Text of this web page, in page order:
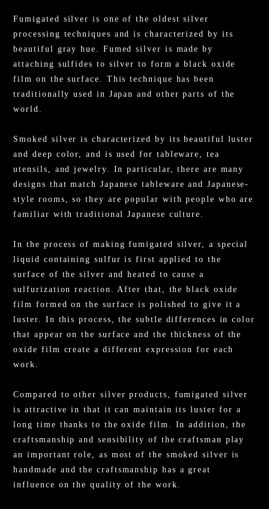
Fumigated silver is one of the oldest silver
processing techniques and is characterized by its
beautiful gray hue. Fumed silver is made by
attaching sulfides to silver to form a black oxide
film on the surface. This technique has been
traditionally used in Japan and other parts of the
world.
Smoked silver is characterized by its beautiful luster
and deep color, and is used for tableware, tea
utensils, and jewelry. In particular, there are many
designs that match Japanese tableware and Japanese-
style rooms, so they are popular with people who are
familiar with traditional Japanese culture.
In the process of making fumigated silver, a special
liquid containing sulfur is first applied to the
surface of the silver and heated to cause a
sulfurization reaction. After that, the black oxide
film formed on the surface is polished to give it a
luster. In this process, the subtle differences in color
that appear on the surface and the thickness of the
oxide film create a different expression for each
work.
Compared to other silver products, fumigated silver
is attractive in that it can maintain its luster for a
long time thanks to the oxide film. In addition, the
craftsmanship and sensibility of the craftsman play
an important role, as most of the smoked silver is
handmade and the craftsmanship has a great
influence on the quality of the work.